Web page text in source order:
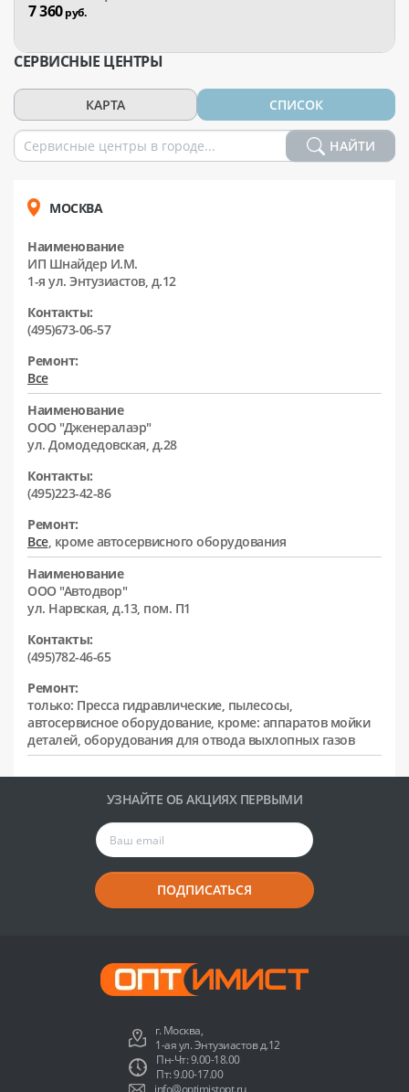
7 360руб.
СЕРВИСНЫЕ ЦЕНТРЫ
КАРТА СПИСОК
НАЙТИ
МОСКВА
Наименование
ИП Шнайдер И.М.
1-я ул. Энтузиастов, д.12
Контакты:
(495)673-06-57
Ремонт:
Все
Наименование
ООО "Дженералаэр"
ул. Домодедовская, д.28
Контакты:
(495)223-42-86
Ремонт:
Все, кроме автосервисного оборудования
Наименование
ООО "Автодвор"
ул. Нарвская, д.13, пом. П1
Контакты:
(495)782-46-65
Ремонт:
только: Пресса гидравлические, пылесосы,
автосервисное оборудование, кроме: аппаратов мойки
деталей, оборудования для отвода выхлопных газов
УЗНАЙТЕ ОБ АКЦИЯХ ПЕРВЫМИ
ПОДПИСАТЬСЯ
г. Москва,
1-ая ул. Энтузиастов д.12
Пн-Чт: 9.00-18.00
Пт: 9.00-17.00
info@optimistopt.ru